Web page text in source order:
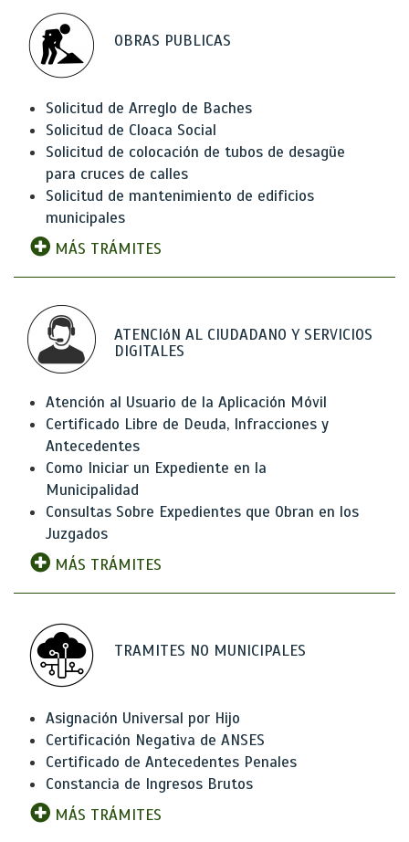
OBRAS PUBLICAS
Solicitud de Arreglo de Baches
Solicitud de Cloaca Social
Solicitud de colocación de tubos de desagüe
para cruces de calles
Solicitud de mantenimiento de edificios
municipales
MÁS TRÁMITES
ATENCIóN AL CIUDADANO Y SERVICIOS
DIGITALES
Atención al Usuario de la Aplicación Móvil
Certificado Libre de Deuda, Infracciones y
Antecedentes
Como Iniciar un Expediente en la
Municipalidad
Consultas Sobre Expedientes que Obran en los
Juzgados
MÁS TRÁMITES
TRAMITES NO MUNICIPALES
Asignación Universal por Hijo
Certificación Negativa de ANSES
Certificado de Antecedentes Penales
Constancia de Ingresos Brutos
MÁS TRÁMITES